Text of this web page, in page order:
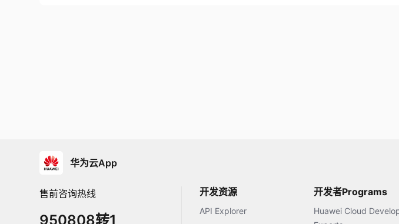
华为云App
售前咨询热线
950808转1
开发资源
API Explorer
开发者Programs
Huawei Cloud